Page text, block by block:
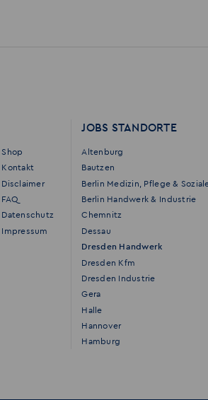
Shop
Kontakt
Disclaimer
FAQ
Datenschutz
Impressum
JOBS STANDORTE
Altenburg
Bautzen
Berlin Medizin, Pflege &
Berlin Handwerk & Industrie
Chemnitz
Dessau
Dresden Handwerk
Dresden Kfm
Dresden Industrie
Gera
Halle
Hannover
Hamburg